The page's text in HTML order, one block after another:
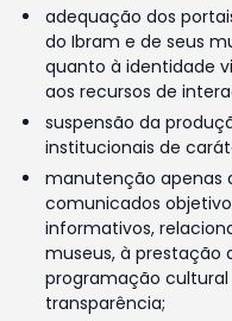
adequação dos
do Ibram e de seus
quanto à identidade
aos recursos de
suspensão da
institucionais de
manutenção apenas
comunicados
informativos,
museus, à prestação
programação cultural
transparência;